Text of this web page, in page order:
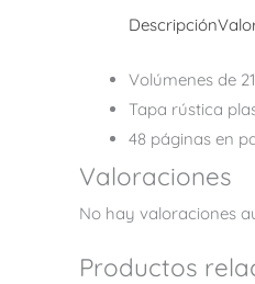
Descripción
Volúmenes de
Tapa rústica
48 páginas en
Valoraciones
No hay valoraciones
Productos